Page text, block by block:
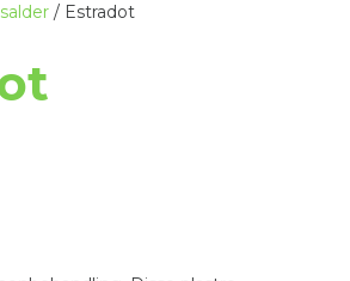
/ Estradot